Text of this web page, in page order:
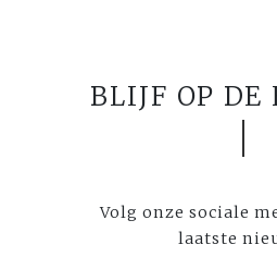
BLIJF OP DE
Volg onze sociale
laatste